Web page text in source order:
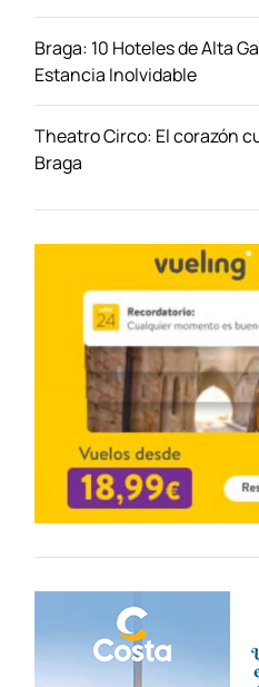
Braga: 10 Hoteles de Alta
Estancia Inolvidable
Theatro Circo: El corazón
Braga